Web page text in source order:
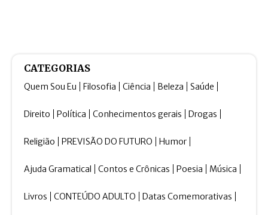
CATEGORIAS
Quem Sou Eu Filosofia Ciência Beleza Saúde
Direito Política Conhecimentos gerais Drogas
Religião PREVISÃO DO FUTURO Humor
Ajuda Gramatical Contos e Crônicas Poesia Música
Livros CONTEÚDO ADULTO Datas Comemorativas